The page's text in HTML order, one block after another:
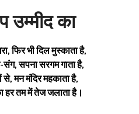
उम्मीद का
फिर भी दिल मुस्काता है,
सपना सरगम गाता है,
मन मंदिर महकाता है,
हर तम में तेज जलाता है।